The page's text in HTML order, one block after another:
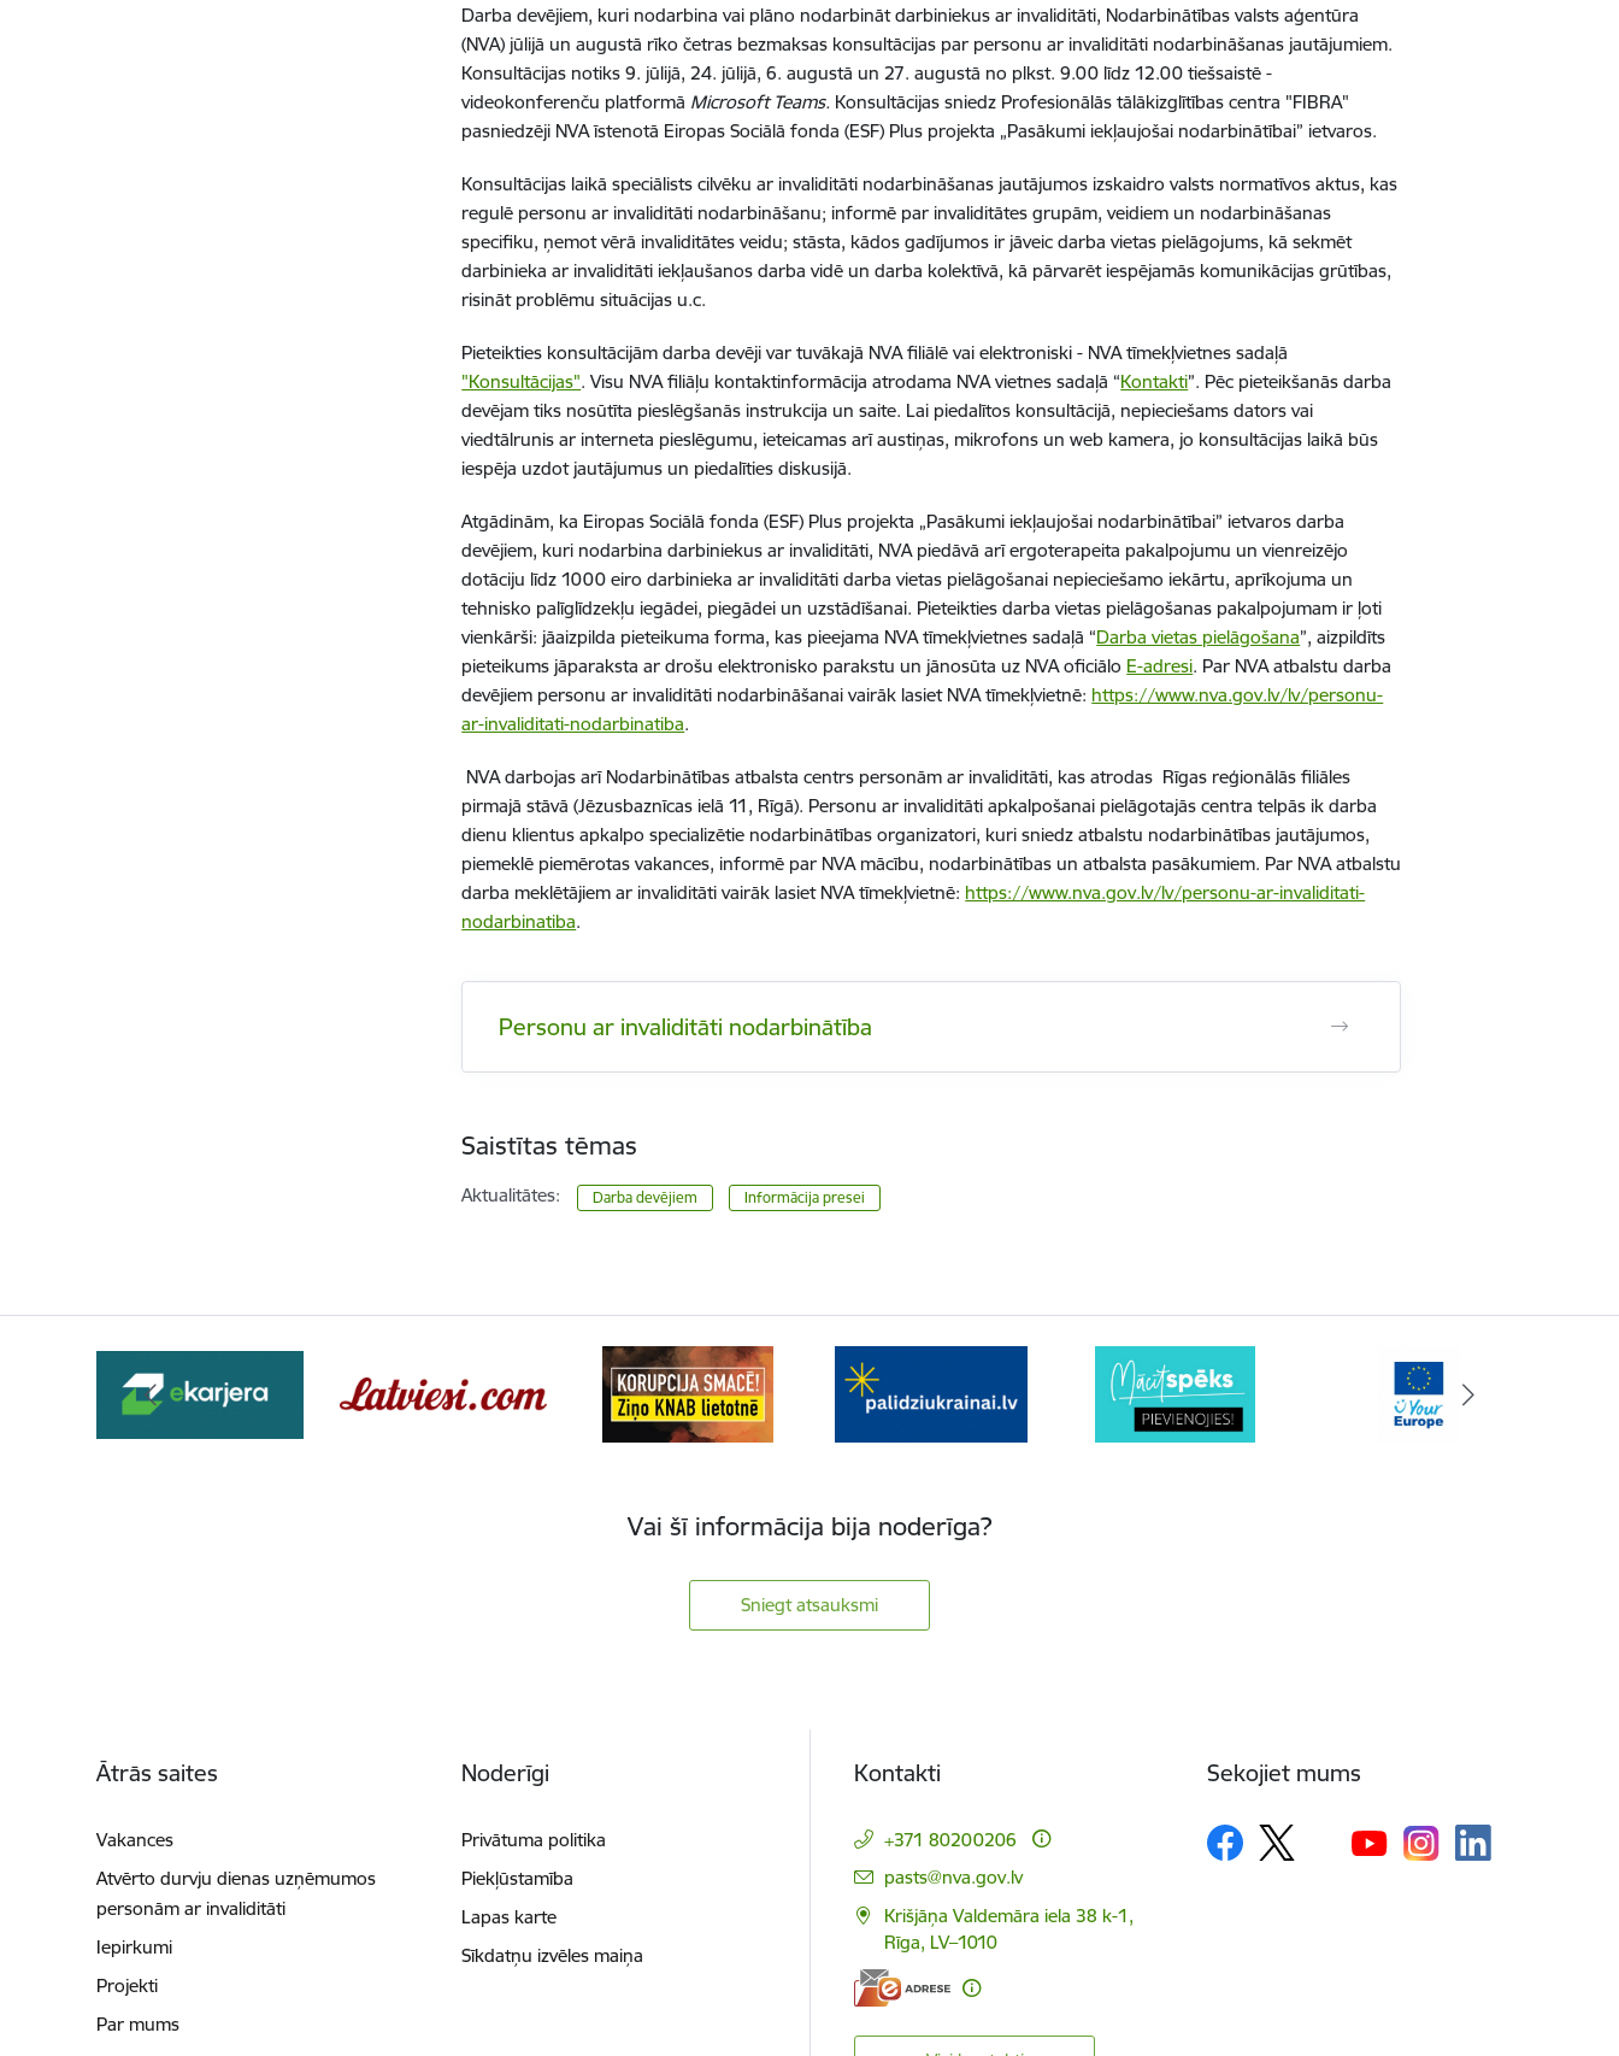
Darba devējiem, kuri nodarbina vai plāno nodarbināt darbiniekus ar invaliditāti, Nodarbinātības valsts aģentūra
(NVA) jūlijā un augustā rīko četras bezmaksas konsultācijas par personu ar invaliditāti nodarbināšanas jautājumiem.
Konsultācijas notiks 9. jūlijā, 24. jūlijā,6. augustā un 27. augustā no plkst. 9.00 līdz 12.00 tiešsaistē -
videokonferenču platformā Microsoft Teams. Konsultācijas sniedz Profesionālās tālākizglītības centra "FIBRA"
pasniedzēji NVA īstenotā Eiropas Sociālā fonda (ESF) Plus projekta „Pasākumi iekļaujošai nodarbinātībai” ietvaros.
Konsultācijas laikā speciālists cilvēku ar invaliditāti nodarbināšanas jautājumos izskaidro valsts normatīvos aktus, kas
regulē personu ar invaliditāti nodarbināšanu; informē par invaliditātes grupām, veidiem un nodarbināšanas
specifiku, ņemot vērā invaliditātes veidu; stāsta, kādos gadījumos ir jāveic darba vietas pielāgojums, kā sekmēt
darbinieka ar invaliditāti iekļaušanos darba vidē un darba kolektīvā, kā pārvarēt iespējamās komunikācijas grūtības,
risināt problēmu situācijas u.c.
Pieteikties konsultācijām darba devēji var tuvākajā NVA filiālē vai elektroniski - NVA tīmekļvietnes sadaļā
"Konsultācijas". Visu NVA filiāļu kontaktinformācija atrodama NVA vietnes sadaļā “Kontakti”. Pēc pieteikšanās darba
devējam tiks nosūtīta pieslēgšanās instrukcija un saite. Lai piedalītos konsultācijā, nepieciešams dators vai
viedtālrunis ar interneta pieslēgumu, ieteicamas arī austiņas, mikrofons un web kamera, jo konsultācijas laikā būs
iespēja uzdot jautājumus un piedalīties diskusijā.
Atgādinām, ka Eiropas Sociālā fonda (ESF) Plus projekta „Pasākumi iekļaujošai nodarbinātībai” ietvaros darba
devējiem, kuri nodarbina darbiniekus ar invaliditāti, NVA piedāvā arī ergoterapeita pakalpojumu un vienreizējo
dotāciju līdz 1000 eiro darbinieka ar invaliditāti darba vietas pielāgošanai nepieciešamo iekārtu, aprīkojuma un
tehnisko palīglīdzekļu iegādei, piegādei un uzstādīšanai. Pieteikties darba vietas pielāgošanas pakalpojumam ir ļoti
vienkārši: jāaizpilda pieteikuma forma, kas pieejama NVA tīmekļvietnes sadaļā “Darba vietas pielāgošana”, aizpildīts
pieteikums jāparaksta ar drošu elektronisko parakstu un jānosūta uz NVA oficiālo E-adresi. Par NVA atbalstu darba
devējiem personu ar invaliditāti nodarbināšanai vairāk lasiet NVA tīmekļvietnē: https://www.nva.gov.lv/lv/personu-
ar-invaliditati-nodarbinatiba.
NVA darbojas arī Nodarbinātības atbalsta centrs personām ar invaliditāti, kas atrodas Rīgas reģionālās filiāles
pirmajā stāvā (Jēzusbaznīcas ielā 11, Rīgā). Personu ar invaliditāti apkalpošanai pielāgotajās centra telpās ik darba
dienu klientus apkalpo specializētie nodarbinātības organizatori, kuri sniedz atbalstu nodarbinātības jautājumos,
piemeklē piemērotas vakances, informē par NVA mācību, nodarbinātības un atbalsta pasākumiem. Par NVA atbalstu
darba meklētājiem ar invaliditāti vairāk lasiet NVA tīmekļvietnē: https://www.nva.gov.lv/lv/personu-ar-invaliditati-
nodarbinatiba.
Personu ar invaliditāti nodarbinātība
Saistītas tēmas
Aktualitātes: Darba devējiem Informācija presei
Vai šī informācija bija noderīga?
Sniegt atsauksmi
Ātrās saites
Vakances
Atvērto durvju dienas uzņēmumos
personām ar invaliditāti
Iepirkumi
Projekti
Par mums
Noderīgi
Privātuma politika
Piekļūstamība
Lapas karte
Sīkdatņu izvēles maiņa
Kontakti
+371 80200206
E-pasts:
pasts@nva.gov.lv
Krišjāņa Valdemāra iela 38 k-1,
Rīga, LV–1010
Sekojiet mums